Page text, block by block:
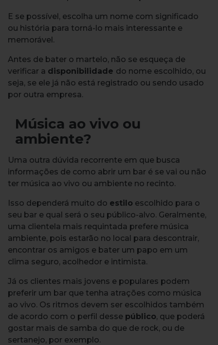
E se possível, escolha um nome com significado
ou história para torná-lo mais interessante e
memorável.
Antes de bater o martelo, não se esqueça de
verificar a disponibilidade do nome escolhido, ou
seja, se ele já não está registrado ou sendo usado
por outra empresa.
Música ao vivo ou
ambiente?
Uma outra dúvida recorrente em que busca
informações de como abrir um bar é se vai ou não
ter música ao vivo ou ambiente no recinto.
Isso dependerá muito do estilo escolhido para o
seu bar e qual será o seu público-alvo. Geralmente,
uma clientela mais requintada prefere música
ambiente, pois estarão no local para descontrair,
encontrar os amigos e bater um papo em um
clima seguro, acolhedor e intimista.
Já os clientes mais jovens e populares podem
preferir um bar que tenha atrações como música
ao vivo. Os ritmos devem ser escolhidos também
de acordo com o perfil desse público, que poderá
gostar mais de samba do que de rock, ou de
sertanejo, por exemplo.